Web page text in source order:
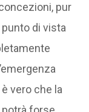
pur
di vista
vero che la